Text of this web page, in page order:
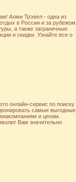
Алми Трэвел - одна из
в России и за рубежом.
а также заграничные
и скидки. Узнайте все о
онлайн-сервис по поиску
самые выгодные
и ценам.
Вам значительно